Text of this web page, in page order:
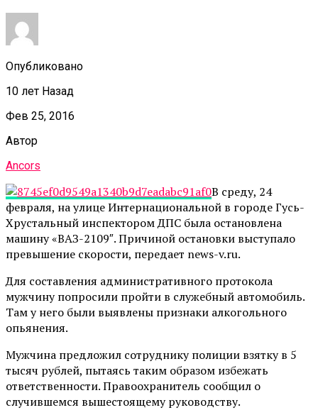
Опубликовано
10 лет Назад
Фев 25, 2016
Автор
Ancors
В среду, 24
февраля, на улице Интернациональной в городе Гусь-
Хрустальный инспектором ДПС была остановлена
машину «ВАЗ-2109″. Причиной остановки выступало
превышение скорости, передает news-v.ru.
Для составления административного протокола
мужчину попросили пройти в служебный автомобиль.
Там у него были выявлены признаки алкогольного
опьянения.
Мужчина предложил сотруднику полиции взятку в 5
тысяч рублей, пытаясь таким образом избежать
ответственности. Правоохранитель сообщил о
случившемся вышестоящему руководству.